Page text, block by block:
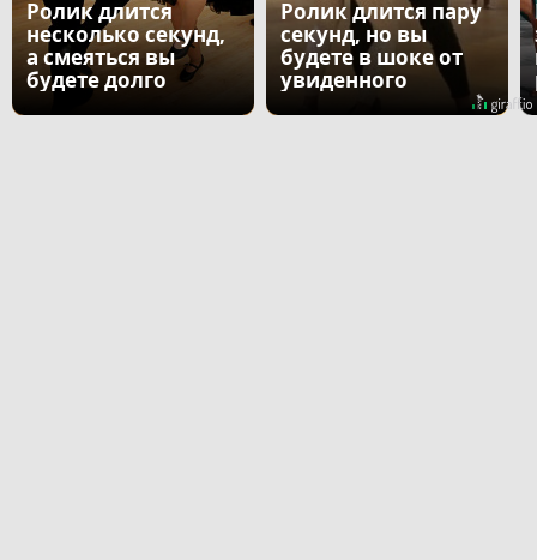
Ролик длится
несколько секунд,
а смеяться вы
будете долго
Ролик длится пару
секунд, но вы
будете в шоке от
увиденного